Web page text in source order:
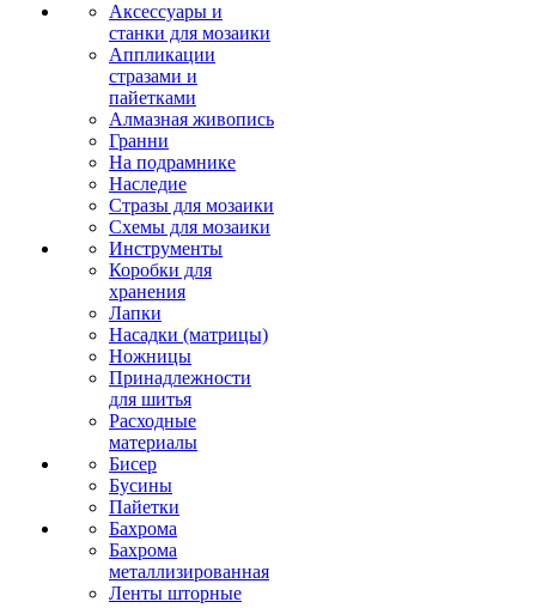
Аксессуары и
станки для мозаики
Аппликации
стразами и
пайетками
Алмазная живопись
Гранни
На подрамнике
Наследие
Стразы для мозаики
Схемы для мозаики
Инструменты
Коробки для
хранения
Лапки
Насадки (матрицы)
Ножницы
Принадлежности
для шитья
Расходные
материалы
Бисер
Бусины
Пайетки
Бахрома
Бахрома
металлизированная
Ленты шторные